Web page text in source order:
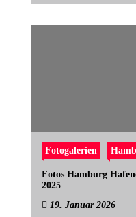
Fotogalerien
Fotos Hamburg
2025
19. Januar 2026